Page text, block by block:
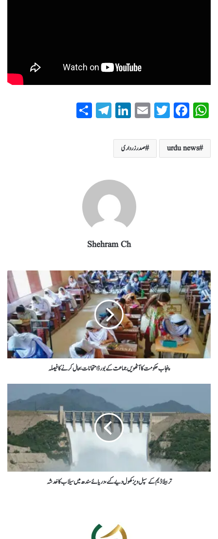
W
ts
A
Fa
bo
ok
T
tte
r
E
ail
Li
ed
In
T
urdu news صدر زرداری
Shehram Ch
پنجاب حکومت کا آٹھویں جماعت کے بورڈ امتحانات بحال کرنے کا فیصلہ
تربیلا ڈیم کےسپل ویز کھول دیے گئے، دریائے سندھ میں سیلاب کا خدشہ